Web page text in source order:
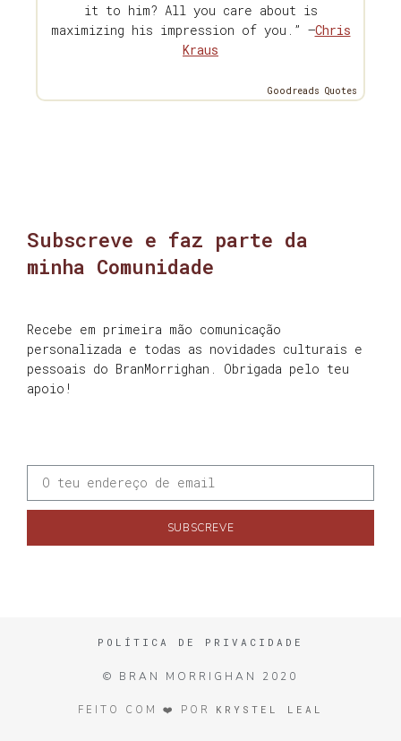
it to him? All you care about is
maximizing his impression of you.” —Chris
Kraus
Goodreads Quotes
Subscreve e faz parte da
minha Comunidade
Recebe em primeira mão comunicação
personalizada e todas as novidades culturais e
pessoais do BranMorrighan. Obrigada pelo teu
apoio!
SUBSCREVE
POLÍTICA DE PRIVACIDADE
© BRAN MORRIGHAN 2020
FEITO COM ❤️ POR KRYSTEL LEAL